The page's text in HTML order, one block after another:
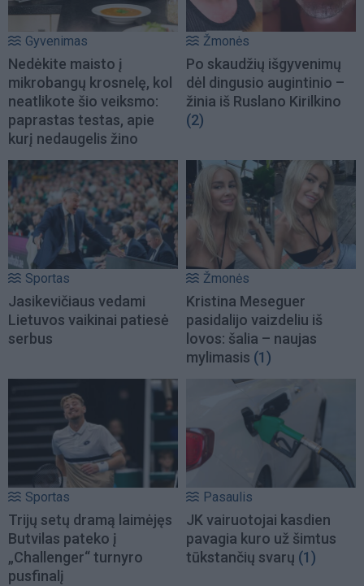
Gyvenimas
Nedėkite maisto į
mikrobangų krosnelę, kol
neatlikote šio veiksmo:
paprastas testas, apie
kurį nedaugelis žino
Žmonės
Po skaudžių išgyvenimų
dėl dingusio augintinio –
žinia iš Ruslano Kirilkino
(2)
Sportas
Jasikevičiaus vedami
Lietuvos vaikinai patiesė
serbus
Žmonės
Kristina Meseguer
pasidalijo vaizdeliu iš
lovos: šalia – naujas
mylimasis (1)
Sportas
Trijų setų dramą laimėjęs
Butvilas pateko į
„Challenger“ turnyro
pusfinalį
Pasaulis
JK vairuotojai kasdien
pavagia kuro už šimtus
tūkstančių svarų (1)